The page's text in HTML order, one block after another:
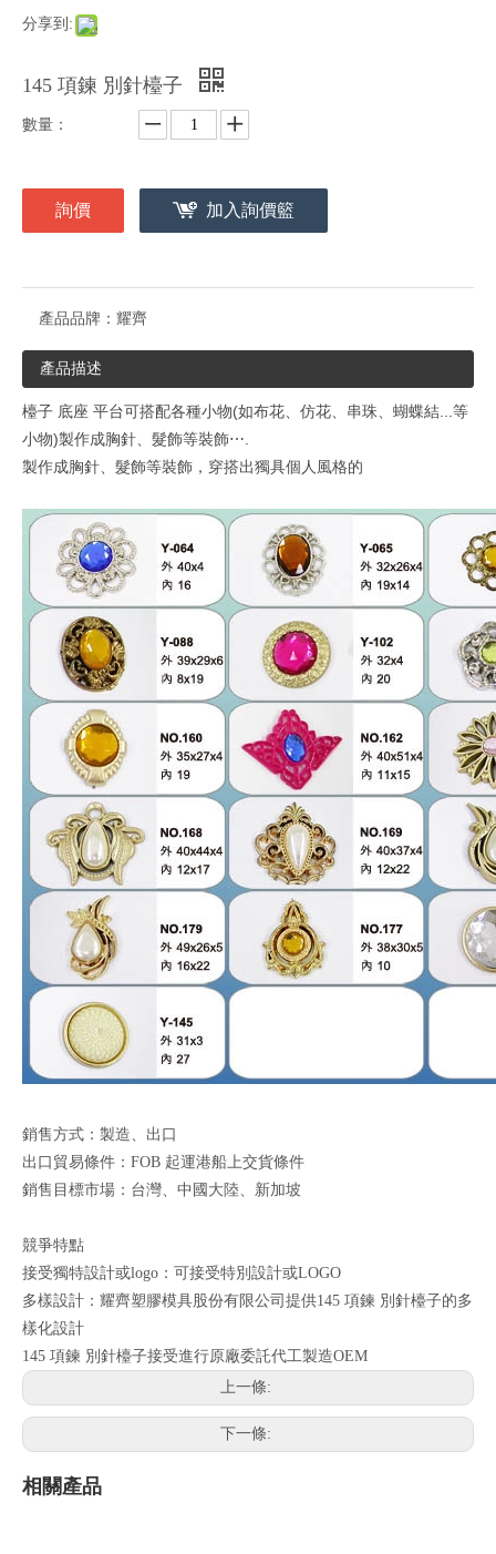
分享到:
145 項鍊 別針檯子
數量：
詢價 加入詢價籃
產品品牌： 耀齊
產品描述
檯子 底座 平台可搭配各種小物(如布花、仿花、串珠、蝴蝶結...等
小物)製作成胸針、髮飾等裝飾⋯.
製作成胸針、髮飾等裝飾，穿搭出獨具個人風格的
銷售方式：製造、出口
出口貿易條件：FOB 起運港船上交貨條件
銷售目標市場：台灣、中國大陸、新加坡
競爭特點
接受獨特設計或logo：可接受特別設計或LOGO
多樣設計：耀齊塑膠模具股份有限公司提供145 項鍊 別針檯子的多
樣化設計
145 項鍊 別針檯子接受進行原廠委託代工製造OEM
上一條:
下一條:
相關產品